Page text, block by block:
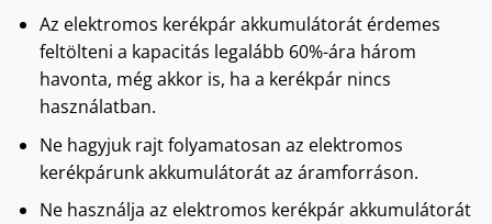
Az elektromos kerékpár akkumulátorát érdemes
feltölteni a kapacitás legalább 60%-ára három
havonta, még akkor is, ha a kerékpár nincs
használatban.
Ne hagyjuk rajt folyamatosan az elektromos
kerékpárunk akkumulátorát az áramforráson.
Ne használja az elektromos kerékpár akkumulátorát